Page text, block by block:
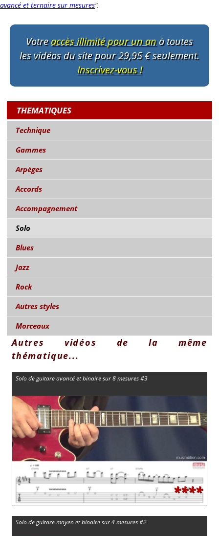
avancé et ternaire sur mesures".
Votreaccès illimité pour un anà toutes
les vidéos du site pour 29,95 € seulement.
Inscrivez-vous !
THEMATIQUES
Technique
Gammes
Arpèges
Accords
Accompagnement
Solo
Blues
Jazz
Rock
Autres styles
Morceaux
Autres vidéos de la même
thématique...
Solo de guitare avancé et binaire sur 8 mesures #3
****
Solo de guitare moyen et binaire sur 4 mesures #2